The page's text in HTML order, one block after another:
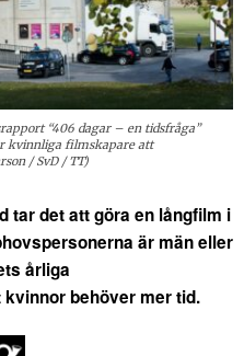
“406 dagar – en tidsfråga”
kvinnliga filmskapare att
/ SvD / TT)
tar det att göra en långfilm i
är män eller
årliga
behöver mer tid.